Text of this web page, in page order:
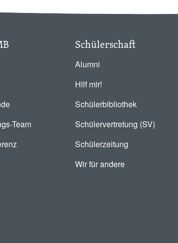
Team
Schülerschaft
Alumni
Hilf mir!
Schülerbibliothek
Schülervertretung (SV)
Schülerzeitung
Wir für andere